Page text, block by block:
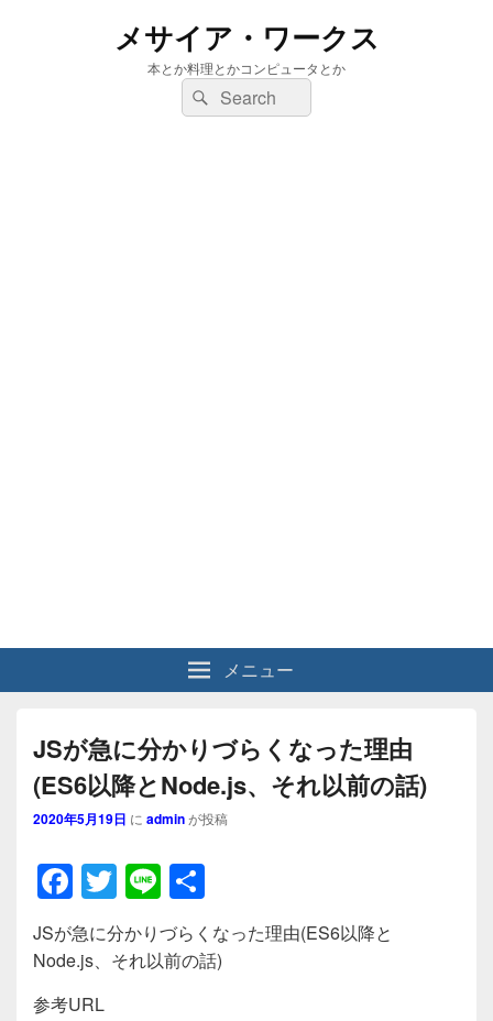
メサイア・ワークス
本とか料理とかコンピュータとか
検
索:
検
索
メニュー
JSが急に分かりづらくなった理由
(ES6以降とNode.js、それ以前の話)
2020年5月19日 に adminが投稿
F
a
c
e
T
wi
tt
er
Li
n
e
有
JSが急に分かりづらくなった理由(ES6以降と
Node.js、それ以前の話)
参考URL